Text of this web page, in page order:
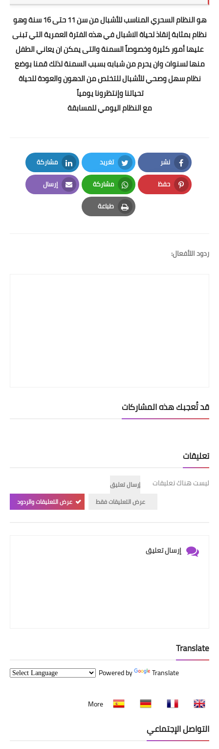
هو النظام السحري المناسب للأشبال من سن 11 حتى 16 سنة وهو
نظام بمثابة إنقاذ لحياة الاشبال في هذه الفترة العمرية التي تبنى
عليها أمور كثيرة وخصوصاً السمنة والتى يمكن ان يعاني الطفل
منها لسنوات وان يحرم من شبابه بسبب السمنة لذلك قمنا بوضع
نظام سهل وصحي للأشبال للتخلص من الدهون والعودة للحياة
تحياتنا وإنتظرونا يومياً
مع النظام اليومي للمسابقة
نشر
Facebook
تغريد
Twitter
مشاركة
LinkedIn
حفظ
Pinterest
مشاركة
Whatsapp
إرسال
Email
طباعة
Print
ردود اللأفعال:
قد تُعجبك هذه المشاركات
تعليقات
ليست هناك تعليقات
إرسال تعليق
عرض التعليقات فقط
عرض التعليقات والردود
إرسال تعليق
Translate
Powered by Translate
More
التواصل الإجتماعي